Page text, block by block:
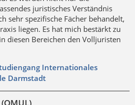
juristisches Verständnis
sehr spezifische Fächer behandelt,
liegen. Es hat mich bestärkt zu
diesen Bereichen den Volljuristen
Internationales
Darmstadt